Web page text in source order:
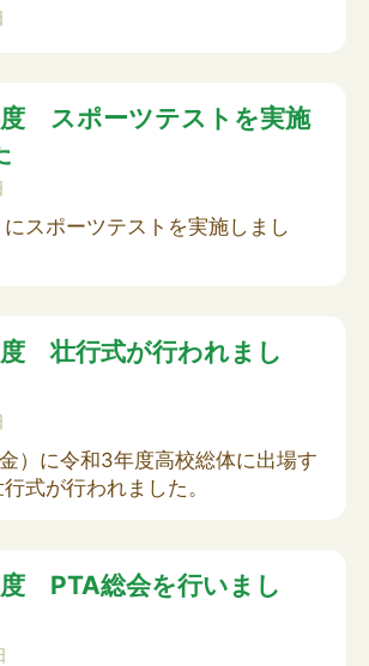
スポーツテストを実施
スポーツテストを実施しまし
壮行式が行われまし
）に令和3年度高校総体に出場す
式が行われました。
PTA総会を行いまし